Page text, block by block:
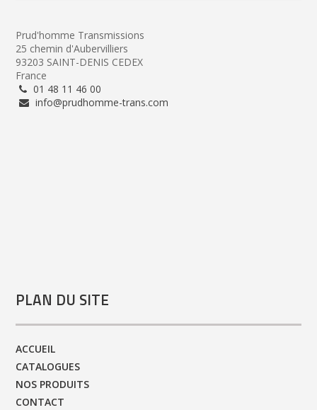
Prud'homme Transmissions
25 chemin d'Aubervilliers
93203 SAINT-DENIS CEDEX
France
01 48 11 46 00
info@prudhomme-trans.com
PLAN DU SITE
ACCUEIL
CATALOGUES
NOS PRODUITS
CONTACT